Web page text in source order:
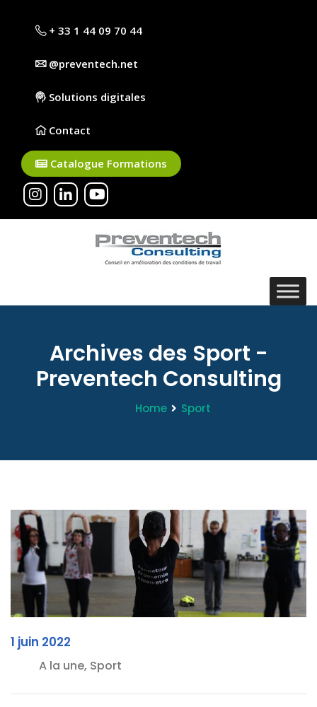
+ 33 1 44 09 70 44
@preventech.net
Solutions digitales
Contact
Catalogue Formations
Archives des Sport -
Preventech Consulting
Home Sport
1 juin 2022
A la une, Sport